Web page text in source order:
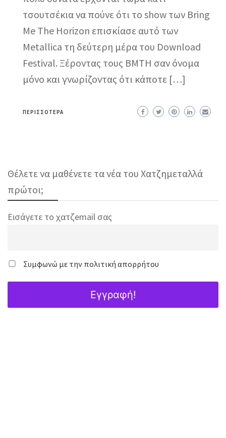
τσουτσέκια να πούνε ότι το show των Bring
Me The Horizon επισκίασε αυτό των
Metallica τη δεύτερη μέρα του Download
Festival. Ξέροντας τους BMTH σαν όνομα
μόνο και γνωρίζοντας ότι κάποτε […]
ΠΕΡΙΣΣΌΤΕΡΑ
Θέλετε να μαθένετε τα νέα του Χατζημεταλλά
πρώτοι;
Εισάγετε το χατζemail σας
Συμφωνώ με την πολιτική απορρήτου